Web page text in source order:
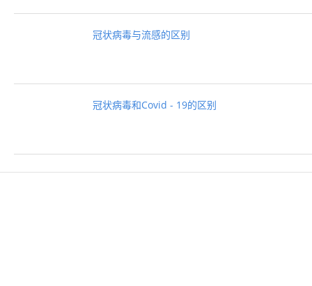
冠状病毒与流感的区别
冠状病毒和Covid - 19的区别